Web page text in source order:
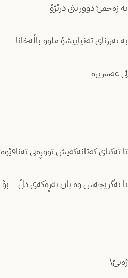
به زەخمێ دوورینی درێژۆ
بە پەرزنای تەنیاییشۆ ملوو باڵەخانا
ئی عەسریرە
تا تەکنای کەتانەکەیش تووڕەیی تەنافێوە
تا ئەگریجەش وە بان پەڕەکەی دڵ – بۆ
ژەنێ\